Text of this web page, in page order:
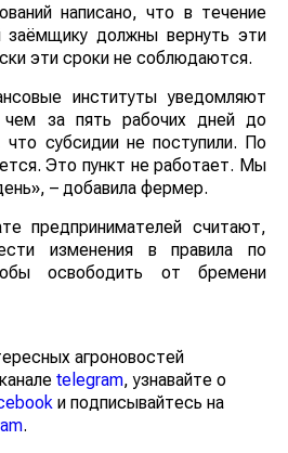
написано, что в течение
заёмщику должны вернуть эти
эти сроки не соблюдаются.
институты уведомляют
за пять рабочих дней до
что субсидии не поступили. По
Это пункт не работает. Мы
– добавила фермер.
предпринимателей считают,
изменения в правила по
освободить от бремени
агроновостей
telegram, узнавайте о
и подписывайтесь на
.